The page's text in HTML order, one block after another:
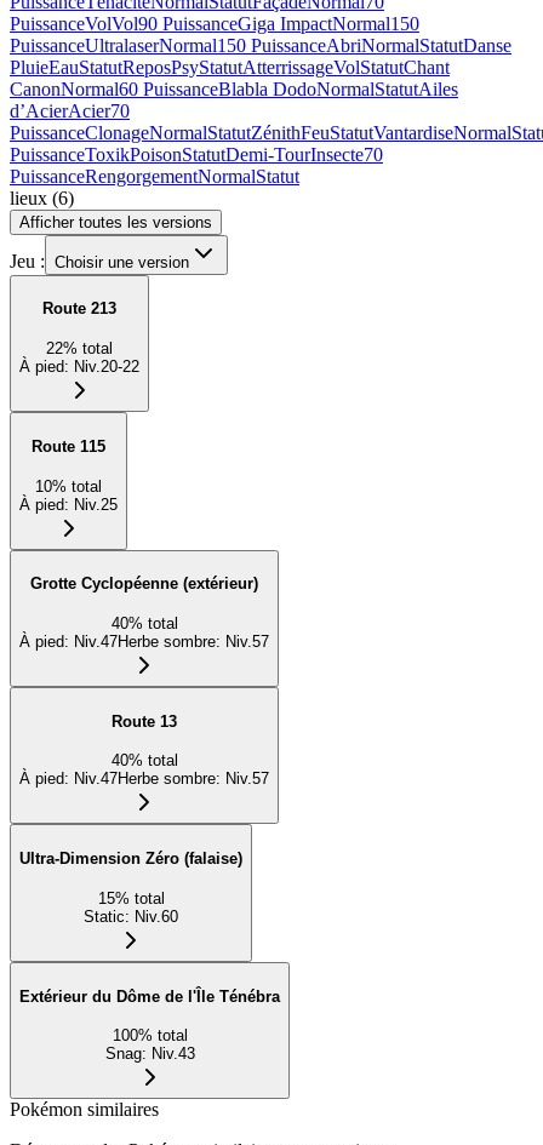
PuissanceVolVol90 PuissanceGiga ImpactNormal150
PuissanceUltralaserNormal150 PuissanceAbriNormalStatutDanse
PluieEauStatutReposPsyStatutAtterrissageVolStatutChant
CanonNormal60 PuissanceBlabla DodoNormalStatutAiles
d’AcierAcier70
PuissanceClonageNormalStatutZénithFeuStatutVantardiseNormal
PuissanceToxikPoisonStatutDemi-TourInsecte70
PuissanceRengorgementNormalStatut
lieux (6)
Afficher toutes les versions
Jeu : Choisir une version
Route 213
22% total
À pied: Niv.20-22
Route 115
10% total
À pied: Niv.25
Grotte Cyclopéenne (extérieur)
40% total
À pied: Niv.47Herbe sombre: Niv.57
Route 13
40% total
À pied: Niv.47Herbe sombre: Niv.57
Ultra-Dimension Zéro (falaise)
15% total
Static: Niv.60
Extérieur du Dôme de l'Île Ténébra
100% total
Snag: Niv.43
Pokémon similaires